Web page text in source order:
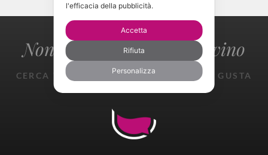
Non perderti il gusto del vino
CERCA TROVA ASSAGGIA SPERIMENTA GUSTA
GIOISCI
l'efficacia della pubblicità.
Accetta
Rifiuta
Personalizza